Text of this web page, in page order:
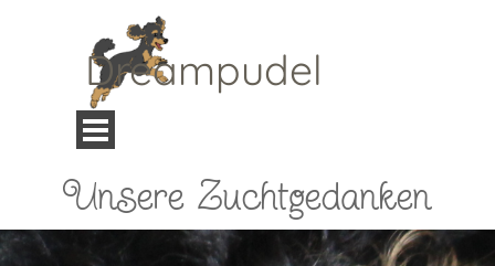
Dreampudel
Menü überspringen
Unsere Zuchtgedanken